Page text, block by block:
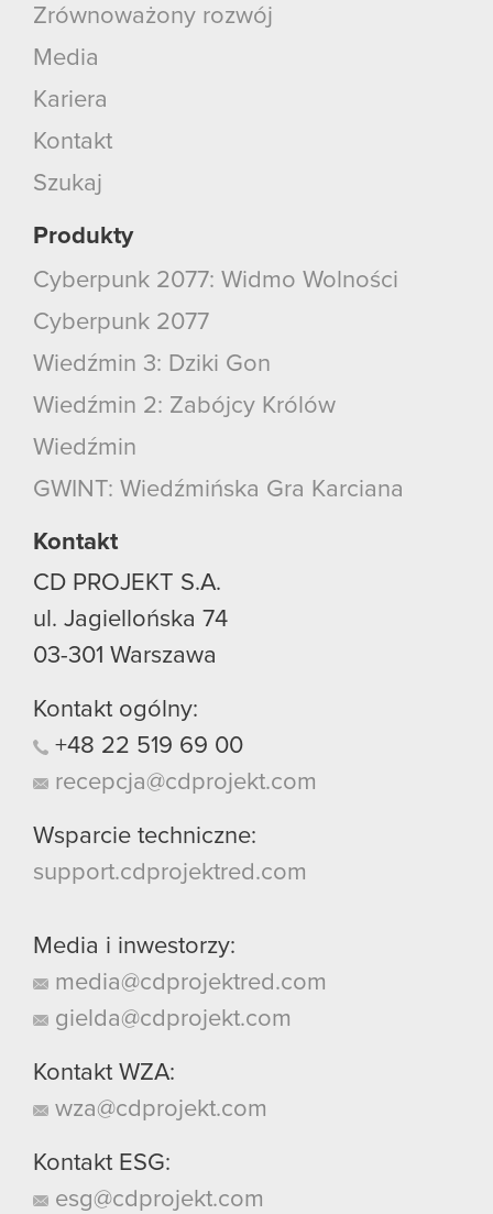
Zrównoważony rozwój
Media
Kariera
Kontakt
Szukaj
Produkty
Cyberpunk 2077: Widmo Wolności
Cyberpunk 2077
Wiedźmin 3: Dziki Gon
Wiedźmin 2: Zabójcy Królów
Wiedźmin
GWINT: Wiedźmińska Gra Karciana
Kontakt
CD PROJEKT S.A.
ul. Jagiellońska 74
03-301 Warszawa
Kontakt ogólny:
+48 22 519 69 00
recepcja@cdprojekt.com
Wsparcie techniczne:
support.cdprojektred.com
Media i inwestorzy:
media@cdprojektred.com
gielda@cdprojekt.com
Kontakt WZA:
wza@cdprojekt.com
Kontakt ESG:
esg@cdprojekt.com